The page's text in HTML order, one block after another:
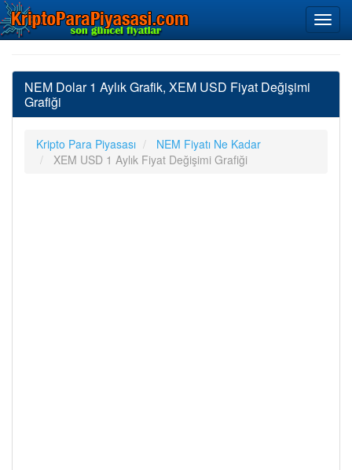
NEM Dolar 1 Aylık Grafik, XEM USD Fiyat Değişimi
Grafiği
Kripto Para Piyasası
NEM Fiyatı Ne Kadar
XEM USD 1 Aylık Fiyat Değişimi Grafiği